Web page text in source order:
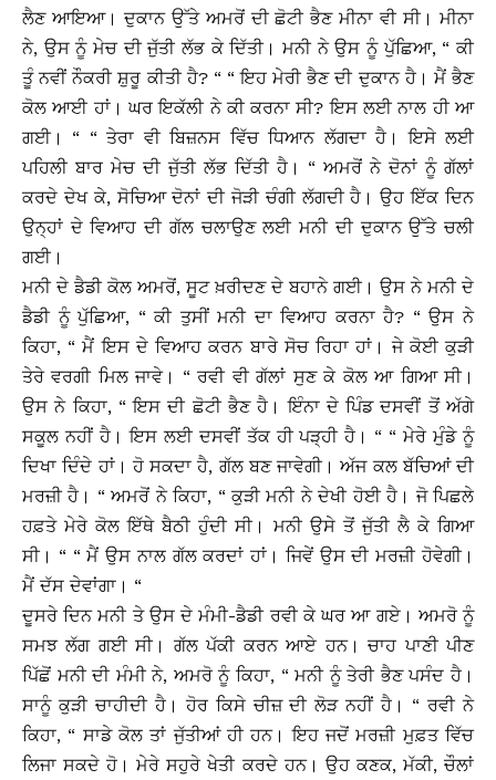
ਲੈਣ ਆਇਆ। ਦੁਕਾਨ ਉੱਤੇ ਅਮਰੋਂ ਦੀ ਛੋਟੀ ਭੈਣ ਮੀਨਾ ਵੀ ਸੀ। ਮੀਨਾ
ਨੇ, ਉਸ ਨੂੰ ਮੇਚ ਦੀ ਜੁੱਤੀ ਲੱਭ ਕੇ ਦਿੱਤੀ। ਮਨੀ ਨੇ ਉਸ ਨੂੰ ਪੁੱਛਿਆ, “ ਕੀ
ਤੂੰ ਨਵੀਂ ਨੌਕਰੀ ਸ਼ੁਰੂ ਕੀਤੀ ਹੈ? “ “ ਇਹ ਮੇਰੀ ਭੈਣ ਦੀ ਦੁਕਾਨ ਹੈ। ਮੈਂ ਭੈਣ
ਕੋਲ ਆਈ ਹਾਂ। ਘਰ ਇਕੱਲੀ ਨੇ ਕੀ ਕਰਨਾ ਸੀ? ਇਸ ਲਈ ਨਾਲ ਹੀ ਆ
ਗਈ। “ “ ਤੇਰਾ ਵੀ ਬਿਜ਼ਨਸ ਵਿੱਚ ਧਿਆਨ ਲੱਗਦਾ ਹੈ। ਇਸੇ ਲਈ
ਪਹਿਲੀ ਬਾਰ ਮੇਚ ਦੀ ਜੁੱਤੀ ਲੱਭ ਦਿੱਤੀ ਹੈ। “ ਅਮਰੋਂ ਨੇ ਦੋਨਾਂ ਨੂੰ ਗੱਲਾਂ
ਕਰਦੇ ਦੇਖ ਕੇ, ਸੋਚਿਆ ਦੋਨਾਂ ਦੀ ਜੋੜੀ ਚੰਗੀ ਲੱਗਦੀ ਹੈ। ਉਹ ਇੱਕ ਦਿਨ
ਉਨ੍ਹਾਂ ਦੇ ਵਿਆਹ ਦੀ ਗੱਲ ਚਲਾਉਣ ਲਈ ਮਨੀ ਦੀ ਦੁਕਾਨ ਉੱਤੇ ਚਲੀ
ਗਈ।
ਮਨੀ ਦੇ ਡੈਡੀ ਕੋਲ ਅਮਰੋਂ, ਸੂਟ ਖ਼ਰੀਦਣ ਦੇ ਬਹਾਨੇ ਗਈ। ਉਸ ਨੇ ਮਨੀ ਦੇ
ਡੈਡੀ ਨੂੰ ਪੁੱਛਿਆ, “ ਕੀ ਤੁਸੀਂ ਮਨੀ ਦਾ ਵਿਆਹ ਕਰਨਾ ਹੈ? “ ਉਸ ਨੇ
ਕਿਹਾ, “ ਮੈਂ ਇਸ ਦੇ ਵਿਆਹ ਕਰਨ ਬਾਰੇ ਸੋਚ ਰਿਹਾ ਹਾਂ। ਜੇ ਕੋਈ ਕੁੜੀ
ਤੇਰੇ ਵਰਗੀ ਮਿਲ ਜਾਵੇ। “ ਰਵੀ ਵੀ ਗੱਲਾਂ ਸੁਣ ਕੇ ਕੋਲ ਆ ਗਿਆ ਸੀ।
ਉਸ ਨੇ ਕਿਹਾ, “ ਇਸ ਦੀ ਛੋਟੀ ਭੈਣ ਹੈ। ਇੰਨਾ ਦੇ ਪਿੰਡ ਦਸਵੀਂ ਤੋਂ ਅੱਗੇ
ਸਕੂਲ ਨਹੀਂ ਹੈ। ਇਸ ਲਈ ਦਸਵੀਂ ਤੱਕ ਹੀ ਪੜ੍ਹੀ ਹੈ। “ “ ਮੇਰੇ ਮੁੰਡੇ ਨੂੰ
ਦਿਖਾ ਦਿੰਦੇ ਹਾਂ। ਹੋ ਸਕਦਾ ਹੈ, ਗੱਲ ਬਣ ਜਾਵੇਗੀ। ਅੱਜ ਕਲ ਬੱਚਿਆਂ ਦੀ
ਮਰਜ਼ੀ ਹੈ। “ ਅਮਰੋਂ ਨੇ ਕਿਹਾ, “ ਕੁੜੀ ਮਨੀ ਨੇ ਦੇਖੀ ਹੋਈ ਹੈ। ਜੋ ਪਿਛਲੇ
ਹਫ਼ਤੇ ਮੇਰੇ ਕੋਲ ਇੱਥੇ ਬੈਠੀ ਹੁੰਦੀ ਸੀ। ਮਨੀ ਉਸੇ ਤੋਂ ਜੁੱਤੀ ਲੈ ਕੇ ਗਿਆ
ਸੀ। “ “ ਮੈਂ ਉਸ ਨਾਲ ਗੱਲ ਕਰਦਾਂ ਹਾਂ। ਜਿਵੇਂ ਉਸ ਦੀ ਮਰਜ਼ੀ ਹੋਵੇਗੀ।
ਮੈਂ ਦੱਸ ਦੇਵਾਂਗਾ। “
ਦੂਸਰੇ ਦਿਨ ਮਨੀ ਤੇ ਉਸ ਦੇ ਮੰਮੀ-ਡੈਡੀ ਰਵੀ ਕੇ ਘਰ ਆ ਗਏ। ਅਮਰੋ ਨੂੰ
ਸਮਝ ਲੱਗ ਗਈ ਸੀ। ਗੱਲ ਪੱਕੀ ਕਰਨ ਆਏ ਹਨ। ਚਾਹ ਪਾਣੀ ਪੀਣ
ਪਿੱਛੋਂ ਮਨੀ ਦੀ ਮੰਮੀ ਨੇ, ਅਮਰੋ ਨੂੰ ਕਿਹਾ, “ ਮਨੀ ਨੂੰ ਤੇਰੀ ਭੈਣ ਪਸੰਦ ਹੈ।
ਸਾਨੂੰ ਕੁੜੀ ਚਾਹੀਦੀ ਹੈ। ਹੋਰ ਕਿਸੇ ਚੀਜ਼ ਦੀ ਲੋੜ ਨਹੀਂ ਹੈ। “ ਰਵੀ ਨੇ
ਕਿਹਾ, “ ਸਾਡੇ ਕੋਲ ਤਾਂ ਜੁੱਤੀਆਂ ਹੀ ਹਨ। ਇਹ ਜਦੋਂ ਮਰਜ਼ੀ ਮੁਫ਼ਤ ਵਿੱਚ
ਲਿਜਾ ਸਕਦੇ ਹੋ। ਮੇਰੇ ਸਹੁਰੇ ਖੇਤੀ ਕਰਦੇ ਹਨ। ਉਹ ਕਣਕ, ਮੱਕੀ, ਚੌਲਾਂ